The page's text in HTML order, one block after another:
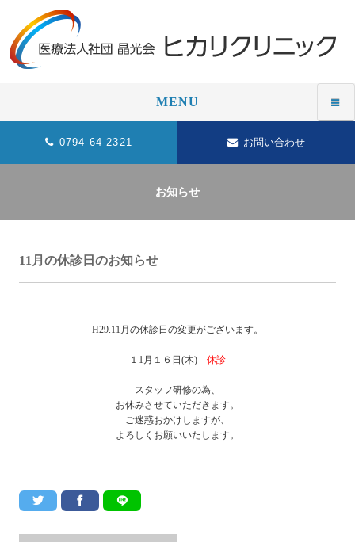
MENU
0794-64-2321 お問い合わせ
お知らせ
11月の休診日のお知らせ
H29.11月の休診日の変更がございます。
１1月１６日(木) 休診
スタッフ研修の為、
お休みさせていただきます。
ご迷惑おかけしますが、
よろしくお願いいたします。